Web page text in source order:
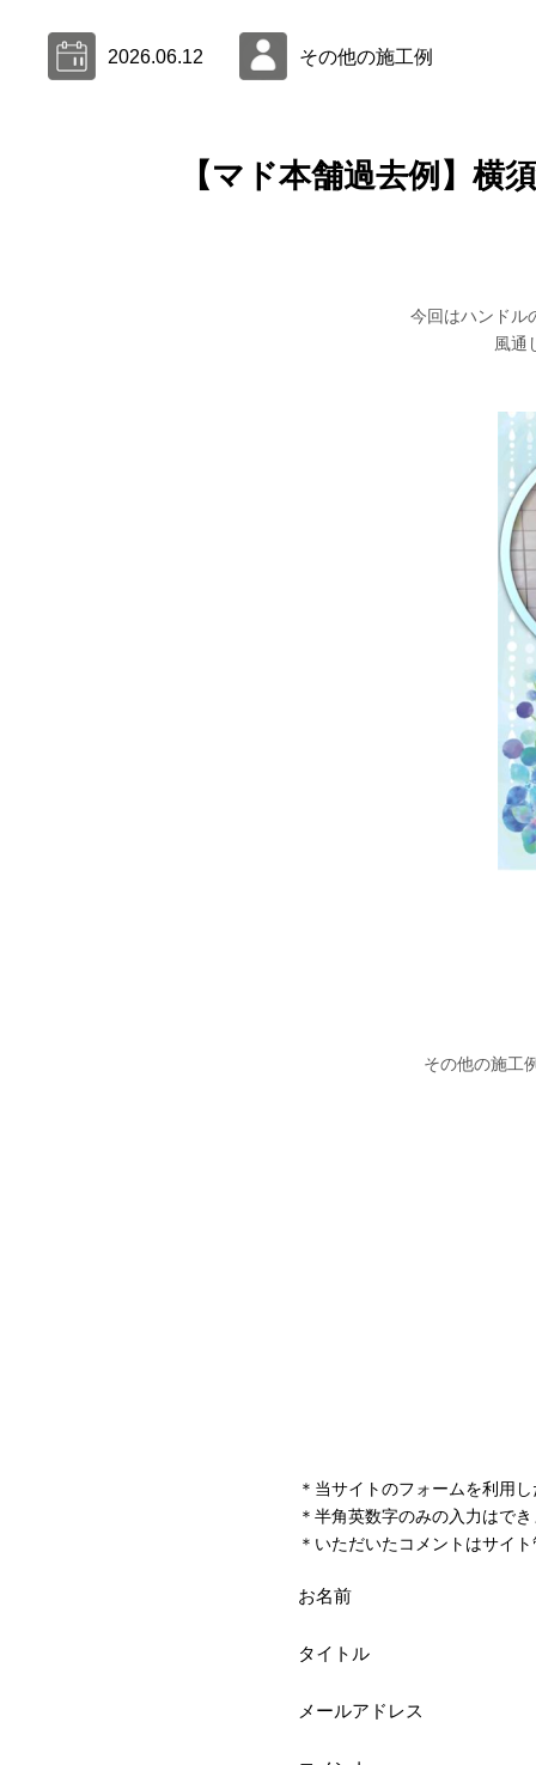
2026.06.12 その他の施工例
【マド本舗過去例】横
＊当サイトのフォームを利用
＊半角英数字のみの入力はで
＊いただいたコメントはサイ
お名前
タイトル
メールアドレス